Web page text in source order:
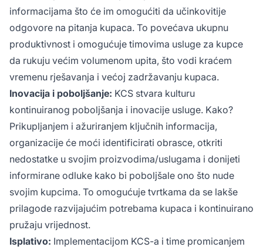
informacijama što će im omogućiti da učinkovitije
odgovore na pitanja kupaca. To povećava ukupnu
produktivnost i omogućuje timovima usluge za kupce
da rukuju većim volumenom upita, što vodi kraćem
vremenu rješavanja i većoj zadržavanju kupaca.
Inovacija i poboljšanje: KCS stvara kulturu
kontinuiranog poboljšanja i inovacije usluge. Kako?
Prikupljanjem i ažuriranjem ključnih informacija,
organizacije će moći identificirati obrasce, otkriti
nedostatke u svojim proizvodima/uslugama i donijeti
informirane odluke kako bi poboljšale ono što nude
svojim kupcima. To omogućuje tvrtkama da se lakše
prilagode razvijajućim potrebama kupaca i kontinuirano
pružaju vrijednost.
Isplativo: Implementacijom KCS-a i time promicanjem